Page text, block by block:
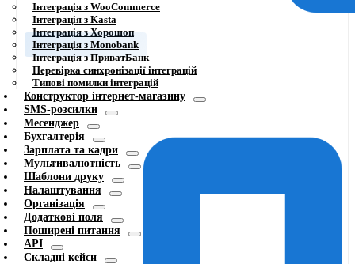
Інтеграція з WooCommerce
Інтеграція з Kasta
Інтеграція з Хорошоп
Інтеграція з Monobank
Інтеграція з ПриватБанк
Перевірка синхронізації інтеграцій
Типові помилки інтеграцій
Конструктор інтернет-магазину
SMS-розсилки
Месенджер
Бухгалтерія
Зарплата та кадри
Мультивалютність
Шаблони друку
Налаштування
Організація
Додаткові поля
Поширені питання
API
Складні кейси